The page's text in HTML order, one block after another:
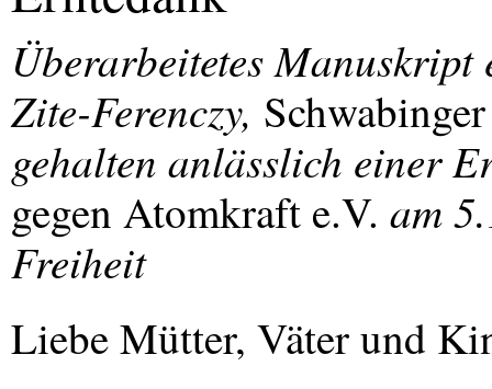
Überarbeitetes
Zite-Ferenczy,
gehalten anlässlich einer
gegen Atomkraft e.V. am
Freiheit
Liebe Mütter, Väter und